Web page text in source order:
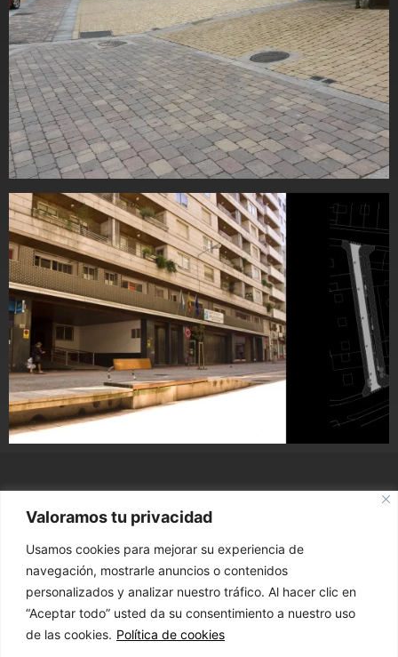
Valoramos tu privacidad
Usamos cookies para mejorar su experiencia de
navegación, mostrarle anuncios o contenidos
personalizados y analizar nuestro tráfico. Al hacer clic en
“Aceptar todo” usted da su consentimiento a nuestro uso
de las cookies. Política de cookies
ARQUITECTURA,
URBANISMO E INGENIERÍA
CONTACTO